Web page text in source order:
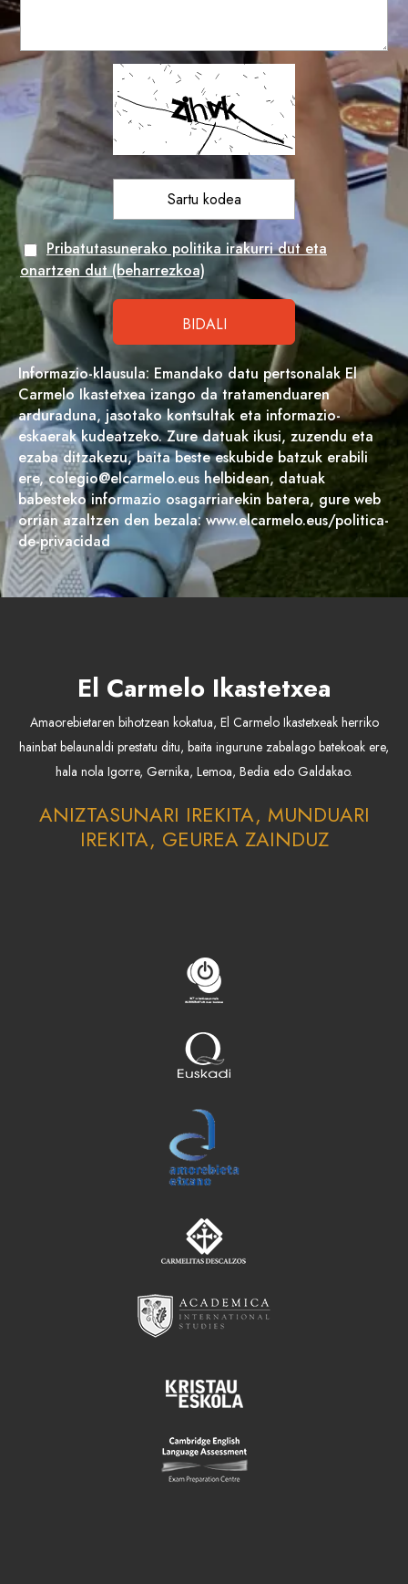
Pribatutasunerako politika irakurri dut eta
onartzen dut (beharrezkoa)
Informazio-klausula: Emandako datu pertsonalak El
Carmelo Ikastetxea izango da tratamenduaren
arduraduna, jasotako kontsultak eta informazio-
eskaerak kudeatzeko. Zure datuak ikusi, zuzendu eta
ezaba ditzakezu, baita beste eskubide batzuk erabili
ere, colegio@elcarmelo.eus helbidean, datuak
babesteko informazio osagarriarekin batera, gure web
orrian azaltzen den bezala: www.elcarmelo.eus/politica-
de-privacidad
El Carmelo Ikastetxea
Amaorebietaren bihotzean kokatua, El Carmelo Ikastetxeak herriko
hainbat belaunaldi prestatu ditu, baita ingurune zabalago batekoak ere,
hala nola Igorre, Gernika, Lemoa, Bedia edo Galdakao.
ANIZTASUNARI IREKITA, MUNDUARI
IREKITA, GEUREA ZAINDUZ